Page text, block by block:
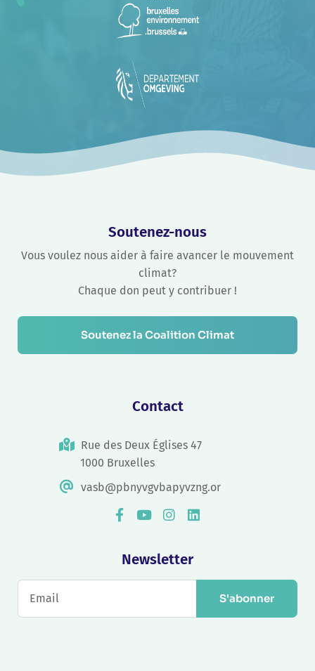
Soutenez-nous
Vous voulez nous aider à faire avancer le mouvement
climat?
Chaque don peut y contribuer !
Soutenez la Coalition Climat
Contact
Rue des Deux Églises 47
1000 Bruxelles
vasb@pbnyvgvbapyvzng.or
Newsletter
S'abonner